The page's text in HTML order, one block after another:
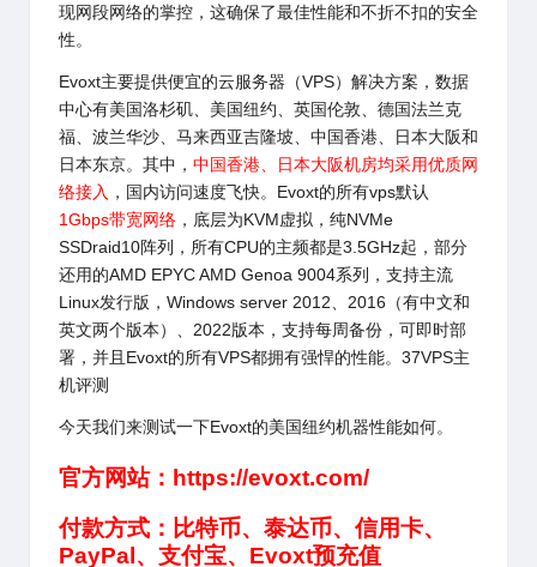
现网段网络的掌控，这确保了最佳性能和不折不扣的安全
性。
Evoxt主要提供便宜的云服务器（VPS）解决方案，数据
中心有美国洛杉矶、美国纽约、英国伦敦、德国法兰克
福、波兰华沙、马来西亚吉隆坡、中国香港、日本大阪和
日本东京。其中， 中国香港、日本大阪机房均采用优质网
络接入 ，国内访问速度飞快。Evoxt的所有vps默认
1Gbps带宽网络 ，底层为KVM虚拟，纯NVMe
SSDraid10阵列，所有CPU的主频都是3.5GHz起，部分
还用的AMD EPYC AMD Genoa 9004系列，支持主流
Linux发行版，Windows server 2012、2016（有中文和
英文两个版本）、2022版本，支持每周备份，可即时部
署，并且Evoxt的所有VPS都拥有强悍的性能。37VPS主
机评测
今天我们来测试一下Evoxt的美国纽约机器性能如何。
官方网站： https://evoxt.com/
付款方式：比特币、泰达币、信用卡、
PayPal、支付宝、Evoxt预充值